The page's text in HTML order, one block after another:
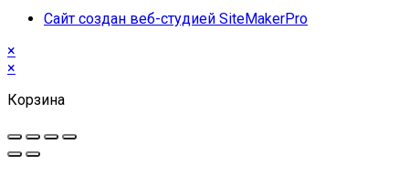
Сайт создан веб-студией SiteMakerPro
×
×
Корзина